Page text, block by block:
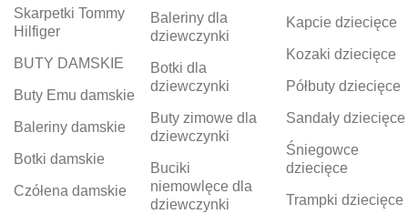
Skarpetki Tommy
Hilfiger
BUTY DAMSKIE
Buty Emu damskie
Baleriny damskie
Botki damskie
Czółena damskie
Baleriny dla
dziewczynki
Botki dla
dziewczynki
Buty zimowe dla
dziewczynki
Buciki
niemowlęce dla
dziewczynki
Kapcie dziecięce
Kozaki dziecięce
Półbuty dziecięce
Sandały dziecięce
Śniegowce
dziecięce
Trampki dziecięce